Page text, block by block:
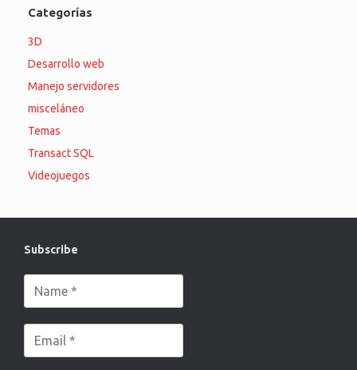
Categorías
3D
Desarrollo web
Manejo servidores
misceláneo
Temas
Transact SQL
Videojuegos
Subscribe